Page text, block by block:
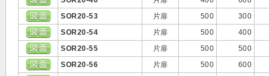
SOR20-53
片扉 500
300
SOR20-54
片扉 500
400
SOR20-55
片扉 500
500
SOR20-56
片扉 500
600